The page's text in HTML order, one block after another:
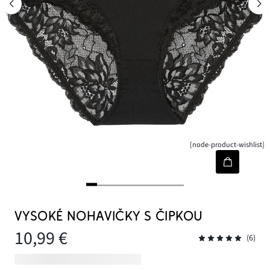
[node-product-wishlist]
VYSOKÉ NOHAVIČKY S ČIPKOU
10,99 € (6)